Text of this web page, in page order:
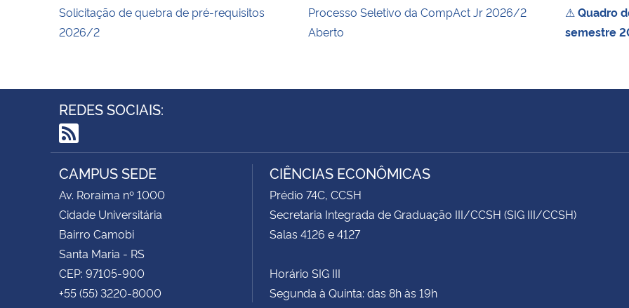
Solicitação de quebra de pré-requisitos
2026/2
Processo Seletivo da CompAct Jr 2026/2
Aberto
⚠Quadro
semestre
REDES SOCIAIS:
RSS
CAMPUS SEDE
Av. Roraima nº 1000
Cidade Universitária
Bairro Camobi
Santa Maria - RS
CEP: 97105-900
+55 (55) 3220-8000
CIÊNCIAS ECONÔMICAS
Prédio 74C, CCSH
Secretaria Integrada de Graduação III/CCSH (SIG III/CCSH)
Salas 4126 e 4127
Horário SIG III
Segunda à Quinta: das 8h às 19h